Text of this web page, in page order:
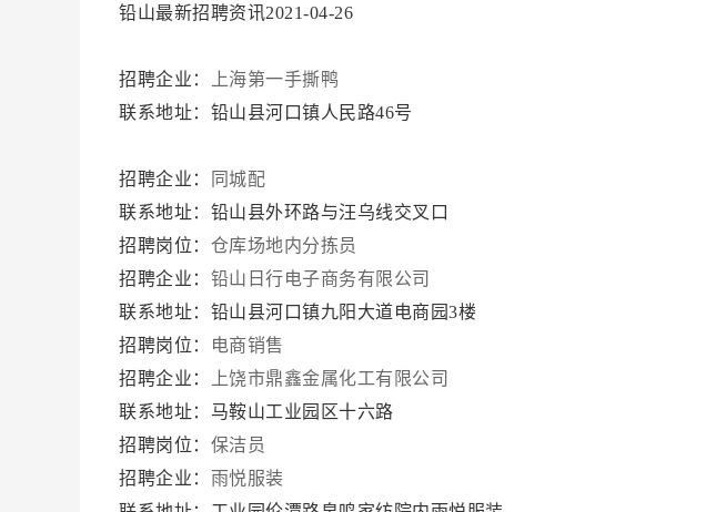
铅山最新招聘资讯2021-04-26
招聘企业：
上海第一手撕鸭
联系地址：铅山县河口镇人民路46号
招聘企业：
同城配
联系地址：铅山县外环路与汪乌线交叉口
招聘岗位： 仓库场地内分拣员
招聘企业： 铅山日行电子商务有限公司
联系地址：铅山县河口镇九阳大道电商园3楼
招聘岗位：
电商销售
招聘企业：
上饶市鼎鑫金属化工有限公司
联系地址：马鞍山工业园区十六路
招聘岗位： 保洁员
招聘企业： 雨悦服装